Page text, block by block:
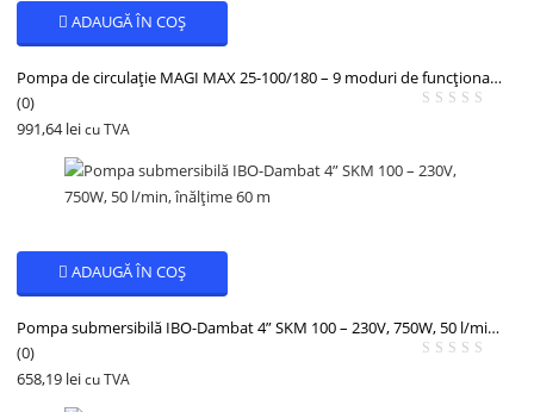
ADAUGĂ ÎN COȘ
Pompa de circulație MAGI MAX 25-100/180 – 9 moduri de funcționare, 230V, set complet cu șuruburi și adaptor
(0)
991,64lei cu TVA
ADAUGĂ ÎN COȘ
Pompa submersibilă IBO-Dambat 4” SKM 100 – 230V, 750W, 50 l/min, înălțime 60 m
(0)
658,19 lei cu TVA